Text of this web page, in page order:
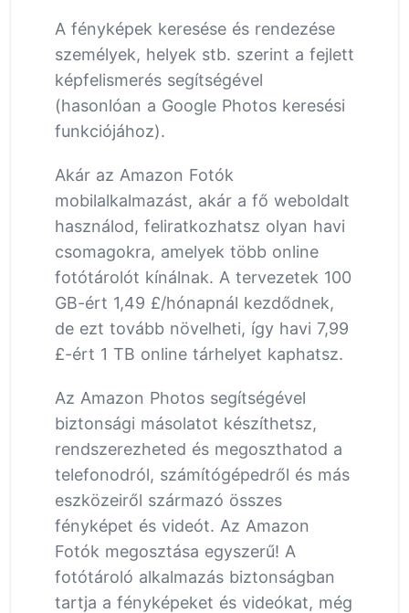
A fényképek keresése és rendezése
személyek, helyek stb. szerint a fejlett
képfelismerés segítségével
(hasonlóan a Google Photos keresési
funkciójához).
Akár az Amazon Fotók
mobilalkalmazást, akár a fő weboldalt
használod, feliratkozhatsz olyan havi
csomagokra, amelyek több online
fotótárolót kínálnak. A tervezetek 100
GB-ért 1,49 £/hónapnál kezdődnek,
de ezt tovább növelheti, így havi 7,99
£-ért 1 TB online tárhelyet kaphatsz.
Az Amazon Photos segítségével
biztonsági másolatot készíthetsz,
rendszerezheted és megoszthatod a
telefonodról, számítógépedről és más
eszközeiről származó összes
fényképet és videót. Az Amazon
Fotók megosztása egyszerű! A
fotótároló alkalmazás biztonságban
tartja a fényképeket és videókat, még